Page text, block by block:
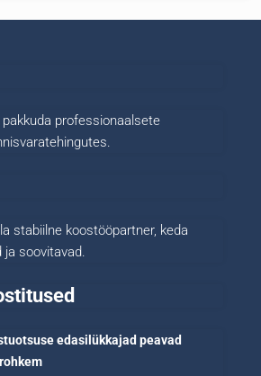
professionaalsete
stabiilne koostööpartner, keda
ja soovitavad.
edasilükkajad peavad